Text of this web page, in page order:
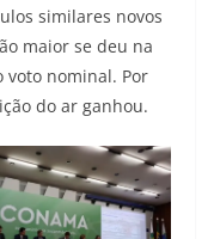
similares novos
maior se deu na
voto nominal. Por
do ar ganhou.